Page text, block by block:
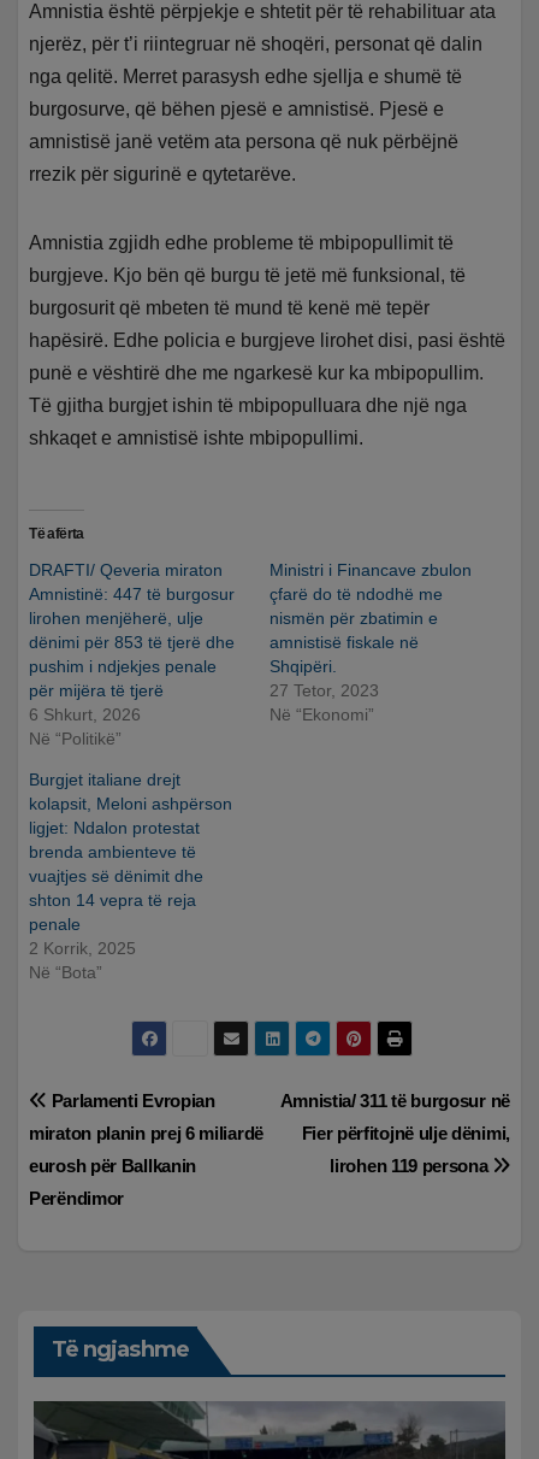
Amnistia është përpjekje e shtetit për të rehabilituar ata
njerëz, për t’i riintegruar në shoqëri, personat që dalin
nga qelitë. Merret parasysh edhe sjellja e shumë të
burgosurve, që bëhen pjesë e amnistisë. Pjesë e
amnistisë janë vetëm ata persona që nuk përbëjnë
rrezik për sigurinë e qytetarëve.
Amnistia zgjidh edhe probleme të mbipopullimit të
burgjeve. Kjo bën që burgu të jetë më funksional, të
burgosurit që mbeten të mund të kenë më tepër
hapësirë. Edhe policia e burgjeve lirohet disi, pasi është
punë e vështirë dhe me ngarkesë kur ka mbipopullim.
Të gjitha burgjet ishin të mbipopulluara dhe një nga
shkaqet e amnistisë ishte mbipopullimi.
Të afërta
DRAFTI/ Qeveria miraton
Amnistinë: 447 të burgosur
lirohen menjëherë, ulje
dënimi për 853 të tjerë dhe
pushim i ndjekjes penale
për mijëra të tjerë
6 Shkurt, 2026
Në “Politikë”
Ministri i Financave zbulon
çfarë do të ndodhë me
nismën për zbatimin e
amnistisë fiskale në
Shqipëri.
27 Tetor, 2023
Në “Ekonomi”
Burgjet italiane drejt
kolapsit, Meloni ashpërson
ligjet: Ndalon protestat
brenda ambienteve të
vuajtjes së dënimit dhe
shton 14 vepra të reja
penale
2 Korrik, 2025
Në “Bota”
Lëvizje
te
postimet
Amnistia/ 311 të burgosur në
Fier përfitojnë ulje dënimi,
lirohen 119 persona
Parlamenti Evropian
miraton planin prej 6 miliardë
eurosh për Ballkanin
Perëndimor
Të ngjashme